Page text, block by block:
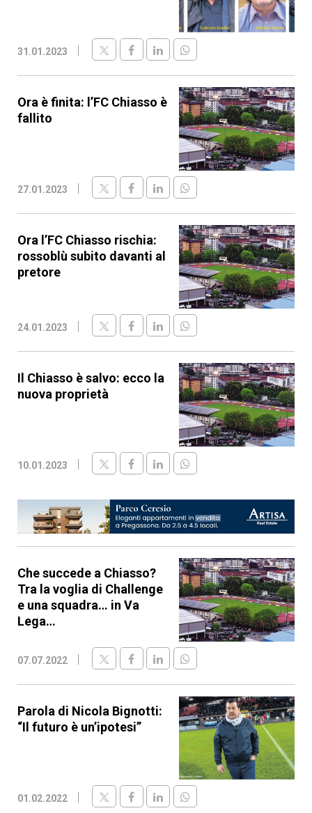
31.01.2023
Ora è finita: l’FC Chiasso è
fallito
27.01.2023
Ora l’FC Chiasso rischia:
rossoblù subito davanti al
pretore
24.01.2023
Il Chiasso è salvo: ecco la
nuova proprietà
10.01.2023
Che succede a Chiasso?
Tra la voglia di Challenge
e una squadra… in Va
Lega…
07.07.2022
Parola di Nicola Bignotti:
“Il futuro è un’ipotesi”
01.02.2022